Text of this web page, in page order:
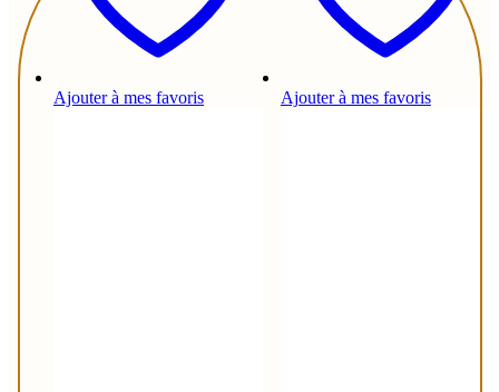
Ajouter à mes favoris Ajouter à mes favoris